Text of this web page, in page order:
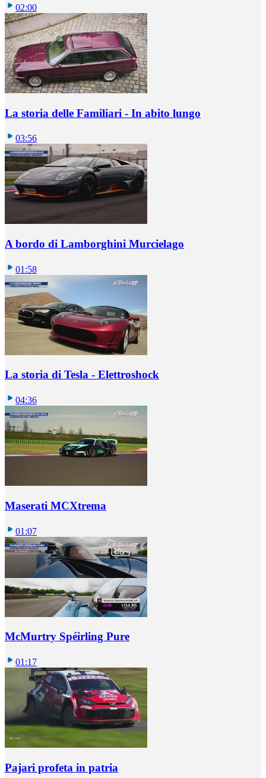
02:00
La storia delle Familiari - In abito lungo
03:56
A bordo di Lamborghini Murcielago
01:58
La storia di Tesla - Elettroshock
04:36
Maserati MCXtrema
01:07
McMurtry Spéirling Pure
01:17
Pajari profeta in patria